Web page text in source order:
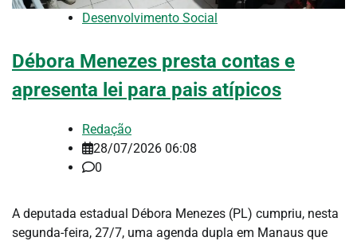
Desenvolvimento Social
Débora Menezes presta contas e
apresenta lei para pais atípicos
Redação
28/07/2026 06:08
0
A deputada estadual Débora Menezes (PL) cumpriu, nesta
segunda-feira, 27/7, uma agenda dupla em Manaus que